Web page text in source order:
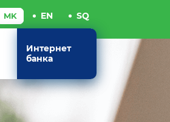
Интернет
банка